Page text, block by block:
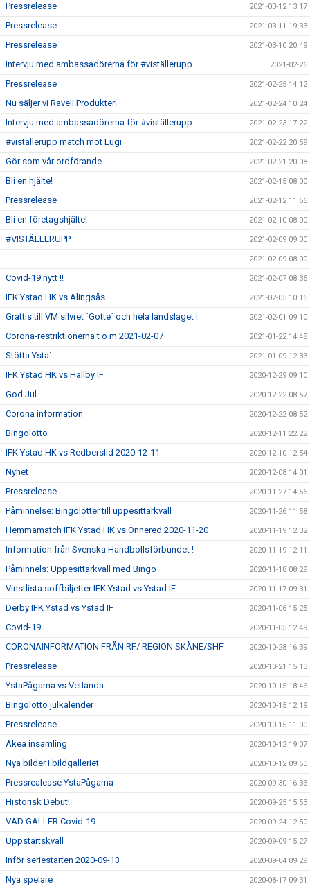
Pressrelease 2021-03-12 13:17
Pressrelease 2021-03-11 19:33
Pressrelease 2021-03-10 20:49
Intervju med ambassadörerna för #viställerupp 2021-02-26
Pressrelease 2021-02-25 14:12
Nu säljer vi Raveli Produkter! 2021-02-24 10:24
Intervju med ambassadörerna för #viställerupp 2021-02-23 17:22
#viställerupp match mot Lugi 2021-02-22 20:59
Gör som vår ordförande... 2021-02-21 20:08
Bli en hjälte! 2021-02-15 08:00
Pressrelease 2021-02-12 11:56
Bli en företagshjälte! 2021-02-10 08:00
#VISTÄLLERUPP 2021-02-09 09:00
2021-02-09 08:00
Covid-19 nytt !! 2021-02-07 08:36
IFK Ystad HK vs Alingsås 2021-02-05 10:15
Grattis till VM silvret `Gotte` och hela landslaget ! 2021-02-01 09:10
Corona-restriktionerna t o m 2021-02-07 2021-01-22 14:48
Stötta Ysta´ 2021-01-09 12:33
IFK Ystad HK vs Hallby IF 2020-12-29 09:10
God Jul 2020-12-22 08:57
Corona information 2020-12-22 08:52
Bingolotto 2020-12-11 22:22
IFK Ystad HK vs Redberslid 2020-12-11 2020-12-10 12:54
Nyhet 2020-12-08 14:01
Pressrelease 2020-11-27 14:56
Påminnelse: Bingolotter till uppesittarkväll 2020-11-26 11:58
Hemmamatch IFK Ystad HK vs Önnered 2020-11-20 2020-11-19 12:32
Information från Svenska Handbollsförbundet ! 2020-11-19 12:11
Påminnels: Uppesittarkväll med Bingo 2020-11-18 08:29
Vinstlista soffbiljetter IFK Ystad vs Ystad IF 2020-11-17 09:31
Derby IFK Ystad vs Ystad IF 2020-11-06 15:25
Covid-19 2020-11-05 12:49
CORONAINFORMATION FRÅN RF/ REGION SKÅNE/SHF 2020-10-28 16:39
Pressrelease 2020-10-21 15:13
YstaPågarna vs Vetlanda 2020-10-15 18:46
Bingolotto julkalender 2020-10-15 12:19
Pressrelease 2020-10-15 11:00
Akea insamling 2020-10-12 19:07
Nya bilder i bildgalleriet 2020-10-12 09:50
Pressrealease YstaPågarna 2020-09-30 16:33
Historisk Debut! 2020-09-25 15:53
VAD GÄLLER Covid-19 2020-09-24 12:50
Uppstartskväll 2020-09-09 15:27
Inför seriestarten 2020-09-13 2020-09-04 09:29
Nya spelare 2020-08-17 09:31